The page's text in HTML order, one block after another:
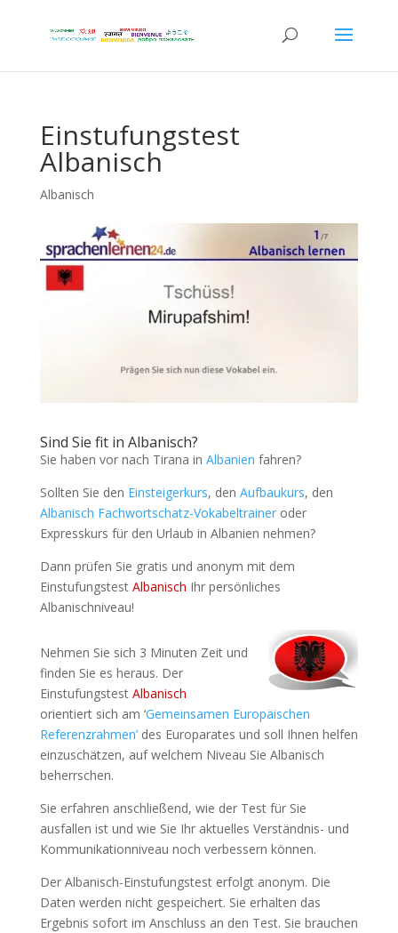
Einstufungstest
Albanisch
Albanisch
Sind Sie fit in Albanisch?
Sie haben vor nach Tirana in Albanien fahren?
Sollten Sie den Einsteigerkurs, den Aufbaukurs, den
Albanisch Fachwortschatz-Vokabeltraineroder
Expresskurs für den Urlaub in Albanien nehmen?
Dann prüfen Sie gratis und anonym mit dem
Einstufungstest Albanisch Ihr persönliches
Albanischniveau!
Nehmen Sie sich 3 Minuten Zeit und
finden Sie es heraus. Der
Einstufungstest Albanisch
orientiert sich am ‘Gemeinsamen Europäischen
Referenzrahmen’des Europarates und soll Ihnen helfen
einzuschätzen, auf welchem Niveau Sie Albanisch
beherrschen.
Sie erfahren anschließend, wie der Test für Sie
ausfallen ist und wie Sie Ihr aktuelles Verständnis- und
Kommunikationniveau noch verbessern können.
Der Albanisch-Einstufungstest erfolgt anonym. Die
Daten werden nicht gespeichert. Sie erhalten das
Ergebnis sofort im Anschluss an den Test. Sie brauchen